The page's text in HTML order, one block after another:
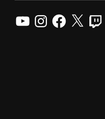
YouTubeInstagramFacebook
X Twitch